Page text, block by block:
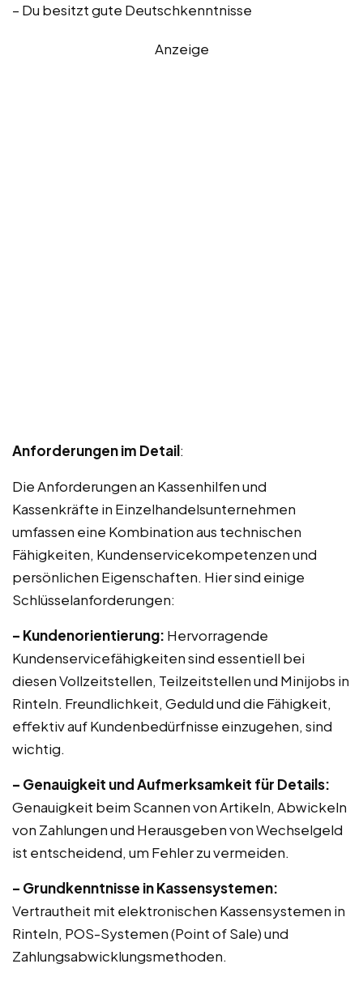
– Du besitzt gute Deutschkenntnisse
Anzeige
Anforderungen im Detail:
Die Anforderungen an Kassenhilfen und
Kassenkräfte in Einzelhandelsunternehmen
umfassen eine Kombination aus technischen
Fähigkeiten, Kundenservicekompetenzen und
persönlichen Eigenschaften. Hier sind einige
Schlüsselanforderungen:
– Kundenorientierung: Hervorragende
Kundenservicefähigkeiten sind essentiell bei
diesen Vollzeitstellen, Teilzeitstellen und Minijobs in
Rinteln. Freundlichkeit, Geduld und die Fähigkeit,
effektiv auf Kundenbedürfnisse einzugehen, sind
wichtig.
– Genauigkeit und Aufmerksamkeit für Details:
Genauigkeit beim Scannen von Artikeln, Abwickeln
von Zahlungen und Herausgeben von Wechselgeld
ist entscheidend, um Fehler zu vermeiden.
– Grundkenntnisse in Kassensystemen:
Vertrautheit mit elektronischen Kassensystemen in
Rinteln, POS-Systemen (Point of Sale) und
Zahlungsabwicklungsmethoden.